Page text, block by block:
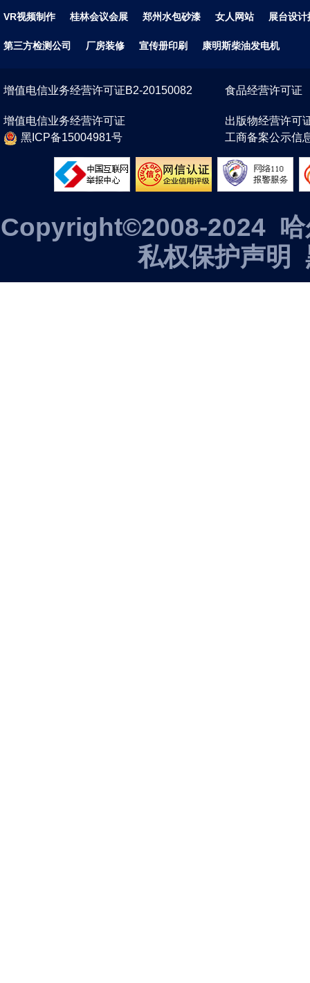
VR视频制作 桂林会议会展 郑州水包砂漆 女人网站 展台设计
第三方检测公司 厂房装修 宣传册印刷 康明斯柴油发电机
增值电信业务经营许可证B2-20150082 食品经营许可证
增值电信业务经营许可证
出版物经营许可
黑ICP备15004981号
工商备案公示信
Copyright©2008-2024 哈
私权保护声明